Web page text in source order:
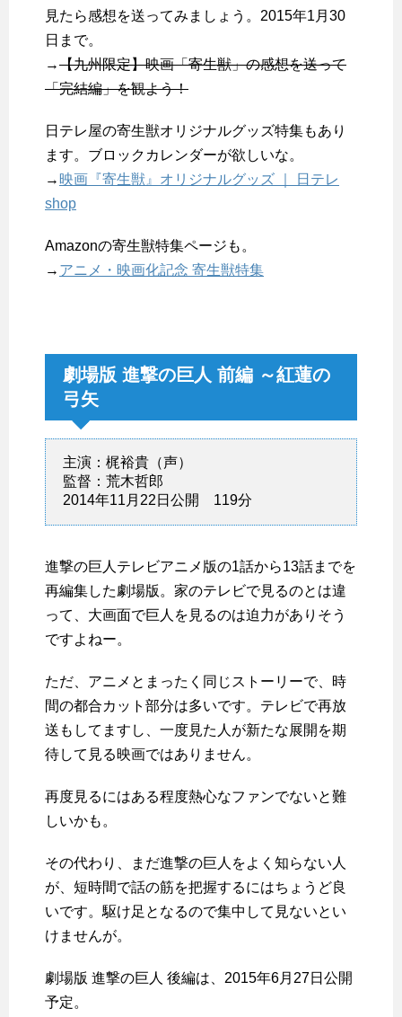
見たら感想を送ってみましょう。2015年1月30
日まで。
→【九州限定】映画「寄生獣」の感想を送って
「完結編」を観よう！
日テレ屋の寄生獣オリジナルグッズ特集もあり
ます。ブロックカレンダーが欲しいな。
→ 映画『寄生獣』オリジナルグッズ ｜ 日テレ
shop
Amazonの寄生獣特集ページも。
→ アニメ・映画化記念 寄生獣特集
劇場版 進撃の巨人 前編 ～紅蓮の
弓矢
主演：梶裕貴（声）
監督：荒木哲郎
2014年11月22日公開 119分
進撃の巨人テレビアニメ版の1話から13話までを
再編集した劇場版。家のテレビで見るのとは違
って、大画面で巨人を見るのは迫力がありそう
ですよねー。
ただ、アニメとまったく同じストーリーで、時
間の都合カット部分は多いです。テレビで再放
送もしてますし、一度見た人が新たな展開を期
待して見る映画ではありません。
再度見るにはある程度熱心なファンでないと難
しいかも。
その代わり、まだ進撃の巨人をよく知らない人
が、短時間で話の筋を把握するにはちょうど良
いです。駆け足となるので集中して見ないとい
けませんが。
劇場版 進撃の巨人 後編は、2015年6月27日公開
予定。